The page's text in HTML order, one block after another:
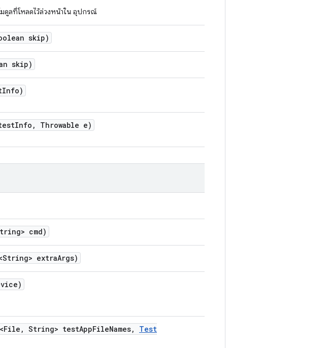
ดูลที่โหลดไว้ล่วงหน้าใน อุปกรณ์
skip)
skip)
Info)
Info , Throwable e)
cmd)
extraArgs)
, String> testAppFileNames,
Test